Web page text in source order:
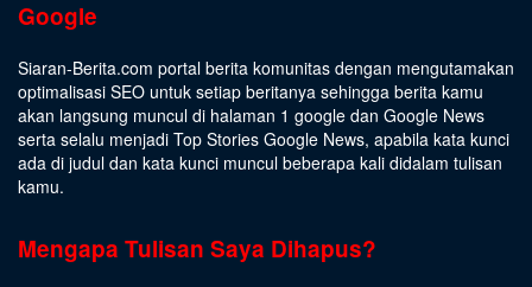
Google
Siaran-Berita.com portal berita komunitas dengan mengutamakan
optimalisasi SEO untuk setiap beritanya sehingga berita kamu
akan langsung muncul di halaman 1 google dan Google News
serta selalu menjadi Top Stories Google News, apabila kata kunci
ada di judul dan kata kunci muncul beberapa kali didalam tulisan
kamu.
Mengapa Tulisan Saya Dihapus?